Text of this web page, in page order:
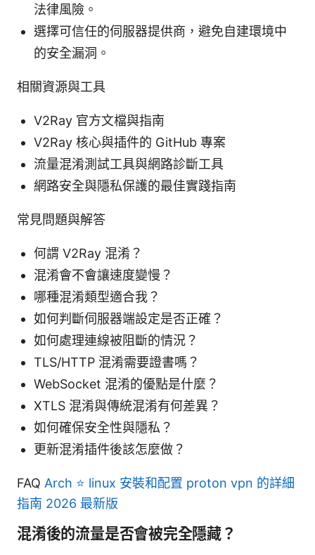
法律風險。
選擇可信任的伺服器提供商，避免自建環境中
的安全漏洞。
相關資源與工具
V2Ray 官方文檔與指南
V2Ray 核心與插件的 GitHub 專案
流量混淆測試工具與網路診斷工具
網路安全與隱私保護的最佳實踐指南
常見問題與解答
何謂 V2Ray 混淆？
混淆會不會讓速度變慢？
哪種混淆類型適合我？
如何判斷伺服器端設定是否正確？
如何處理連線被阻斷的情況？
TLS/HTTP 混淆需要證書嗎？
WebSocket 混淆的優點是什麼？
XTLS 混淆與傳統混淆有何差異？
如何確保安全性與隱私？
更新混淆插件後該怎麼做？
FAQ Arch ⭐ linux 安裝和配置 proton vpn 的詳細
指南 2026 最新版
混淆後的流量是否會被完全隱藏？